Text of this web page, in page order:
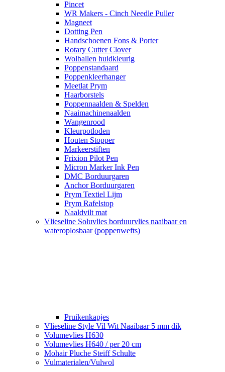
Pincet
WR Makers - Cinch Needle Puller
Magneet
Dotting Pen
Handschoenen Fons & Porter
Rotary Cutter Clover
Wolballen huidkleurig
Poppenstandaard
Poppenkleerhanger
Meetlat Prym
Haarborstels
Poppennaalden & Spelden
Naaimachinenaalden
Wangenrood
Kleurpotloden
Houten Stopper
Markeerstiften
Frixion Pilot Pen
Micron Marker Ink Pen
DMC Borduurgaren
Anchor Borduurgaren
Prym Textiel Lijm
Prym Rafelstop
Naaldvilt mat
Vlieseline Soluvlies borduurvlies naaibaar en
wateroplosbaar (poppenwefts)
Pruikenkapjes
Vlieseline Style Vil Wit Naaibaar 5 mm dik
Volumevlies H630
Volumevlies H640 / per 20 cm
Mohair Pluche Steiff Schulte
Vulmaterialen/Vulwol